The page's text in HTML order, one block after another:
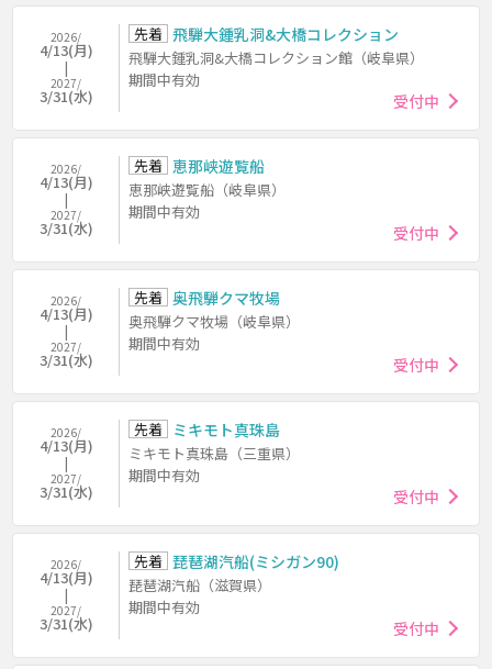
2026/
4/13(月)
2027/
3/31(水)
先着 飛騨大鍾乳洞&大橋コレクション
飛騨大鍾乳洞&大橋コレクション館（岐阜県）
期間中有効
受付中
2026/
4/13(月)
2027/
3/31(水)
先着 恵那峡遊覧船
恵那峡遊覧船（岐阜県）
期間中有効
受付中
2026/
4/13(月)
2027/
3/31(水)
先着 奥飛騨クマ牧場
奥飛騨クマ牧場（岐阜県）
期間中有効
受付中
2026/
4/13(月)
2027/
3/31(水)
先着 ミキモト真珠島
ミキモト真珠島（三重県）
期間中有効
受付中
2026/
4/13(月)
2027/
3/31(水)
先着 琵琶湖汽船(ミシガン90)
琵琶湖汽船（滋賀県）
期間中有効
受付中